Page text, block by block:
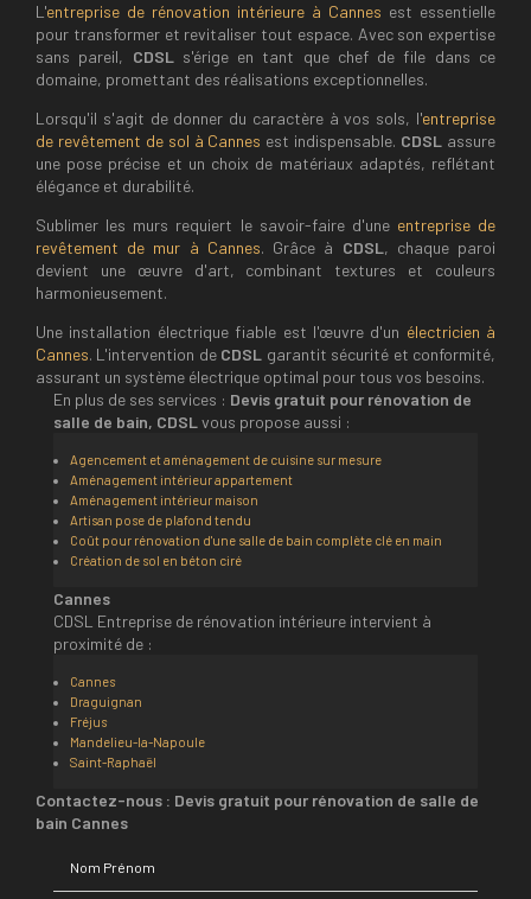
L'entreprise de rénovation intérieure à Cannes est essentielle
pour transformer et revitaliser tout espace. Avec son expertise
sans pareil, CDSL s'érige en tant que chef de file dans ce
domaine, promettant des réalisations exceptionnelles.
Lorsqu'il s'agit de donner du caractère à vos sols, l'entreprise
de revêtement de sol à Cannes est indispensable. CDSL assure
une pose précise et un choix de matériaux adaptés, reflétant
élégance et durabilité.
Sublimer les murs requiert le savoir-faire d'une entreprise de
revêtement de mur à Cannes. Grâce à CDSL, chaque paroi
devient une œuvre d'art, combinant textures et couleurs
harmonieusement.
Une installation électrique fiable est l'œuvre d'un électricien à
Cannes. L'intervention de CDSL garantit sécurité et conformité,
assurant un système électrique optimal pour tous vos besoins.
En plus de ses services : Devis gratuit pour rénovation de
salle de bain, CDSL vous propose aussi :
Agencement et aménagement de cuisine sur mesure
Aménagement intérieur appartement
Aménagement intérieur maison
Artisan pose de plafond tendu
Coût pour rénovation d'une salle de bain complète clé en main
Création de sol en béton ciré
Cannes
CDSL Entreprise de rénovation intérieure intervient à
proximité de :
Cannes
Draguignan
Fréjus
Mandelieu-la-Napoule
Saint-Raphaël
Contactez-nous : Devis gratuit pour rénovation de salle de
bain Cannes